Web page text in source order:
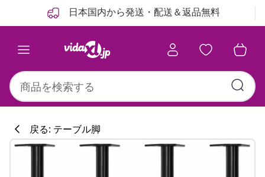
日本国内から発送・配送＆返品無料
戻る: テーブル脚